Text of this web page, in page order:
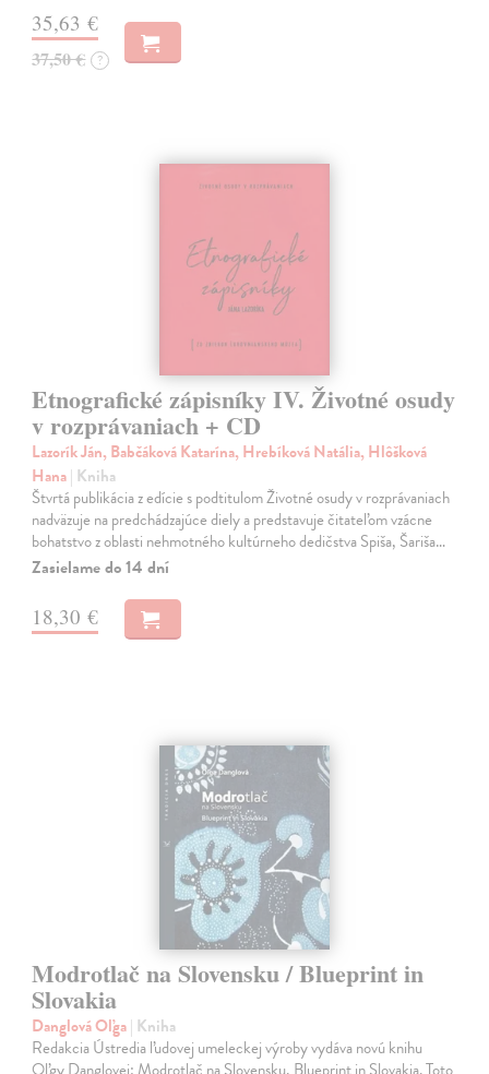
35,63 €
37,50 € ?
Etnografické zápisníky IV. Životné osudy
v rozprávaniach + CD
Lazorík Ján, Babčáková Katarína, Hrebíková Natália, Hlôšková
Hana| Kniha
Štvrtá publikácia z edície s podtitulom Životné osudy v rozprávaniach
nadväzuje na predchádzajúce diely a predstavuje čitateľom vzácne
bohatstvo z oblasti nehmotného kultúrneho dedičstva Spiša, Šariša…
Zasielame do 14 dní
18,30 €
Modrotlač na Slovensku / Blueprint in
Slovakia
Danglová Oľga| Kniha
Redakcia Ústredia ľudovej umeleckej výroby vydáva novú knihu